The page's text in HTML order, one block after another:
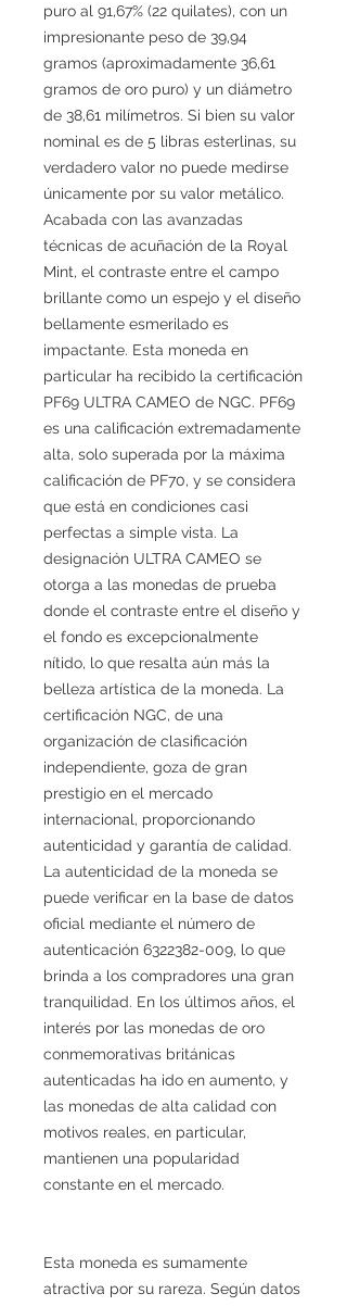
puro al 91,67% (22 quilates), con un
impresionante peso de 39,94
gramos (aproximadamente 36,61
gramos de oro puro) y un diámetro
de 38,61 milímetros. Si bien su valor
nominal es de 5 libras esterlinas, su
verdadero valor no puede medirse
únicamente por su valor metálico.
Acabada con las avanzadas
técnicas de acuñación de la Royal
Mint, el contraste entre el campo
brillante como un espejo y el diseño
bellamente esmerilado es
impactante. Esta moneda en
particular ha recibido la certificación
PF69 ULTRA CAMEO de NGC. PF69
es una calificación extremadamente
alta, solo superada por la máxima
calificación de PF70, y se considera
que está en condiciones casi
perfectas a simple vista. La
designación ULTRA CAMEO se
otorga a las monedas de prueba
donde el contraste entre el diseño y
el fondo es excepcionalmente
nítido, lo que resalta aún más la
belleza artística de la moneda. La
certificación NGC, de una
organización de clasificación
independiente, goza de gran
prestigio en el mercado
internacional, proporcionando
autenticidad y garantía de calidad.
La autenticidad de la moneda se
puede verificar en la base de datos
oficial mediante el número de
autenticación 6322382-009, lo que
brinda a los compradores una gran
tranquilidad. En los últimos años, el
interés por las monedas de oro
conmemorativas británicas
autenticadas ha ido en aumento, y
las monedas de alta calidad con
motivos reales, en particular,
mantienen una popularidad
constante en el mercado.
Esta moneda es sumamente
atractiva por su rareza. Según datos